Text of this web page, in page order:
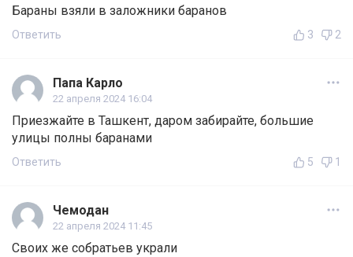
Бараны взяли в заложники баранов
Ответить 3 2
Папа Карло
22 апреля 2024 16:04
Приезжайте в Ташкент, даром забирайте, большие
улицы полны баранами
Ответить 5 1
Чемодан
22 апреля 2024 11:45
Своих же собратьев украли